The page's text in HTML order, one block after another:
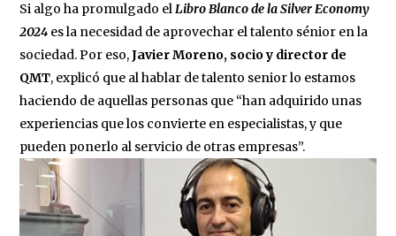
Si algo ha promulgado elLibro Blanco de la Silver Economy
2024 es la necesidad de aprovechar el talento sénior en la
sociedad. Por eso,Javier Moreno, socio y director de
QMT, explicó que al hablar de talento senior lo estamos
haciendo de aquellas personas que “han adquirido unas
experiencias que los convierte en especialistas, y que
pueden ponerlo al servicio de otras empresas”.